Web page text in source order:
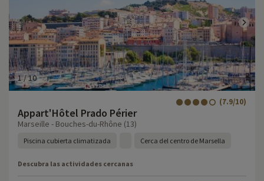
1/10
Appart'Hôtel Prado Périer
(7.9/10)
Marseille - Bouches-du-Rhône (13)
Piscina cubierta climatizada Cerca del centro de Marsella
Descubra las actividades cercanas